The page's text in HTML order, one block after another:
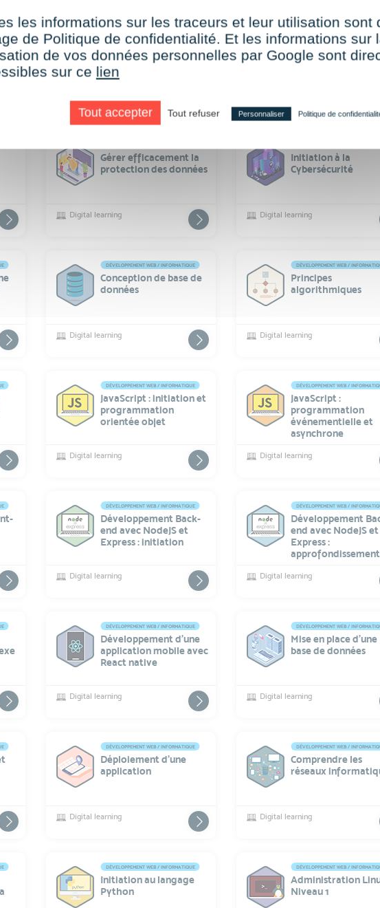
DÉVELOPPEMENT WEB / INFORMATIQUE
Création de site web
avec HTML5 et CSS3
DÉVELOPPEMENT WEB /
Méthodes Agiles
Gérer efficacement la
protection des données
Digital learning
Initiation à la
Cybersécurité
Digital learning
DÉVELOPPEMENT WEB / INFORMATIQUE
Conception de base de
données
Digital learning
DÉVELOPPEMENT WEB /
Principes
algorithmiques
Digital learning
DÉVELOPPEMENT WEB / INFORMATIQUE
JavaScript : initiation et
programmation
orientée objet
Digital learning
DÉVELOPPEMENT WEB /
JavaScript :
programmation
événementielle et
asynchrone
Digital learning
DÉVELOPPEMENT WEB / INFORMATIQUE
Développement Back-
end avec NodeJS et
Express : initiation
Digital learning
DÉVELOPPEMENT WEB /
Développement
end avec NodeJS et
Express :
approfondissement
Digital learning
DÉVELOPPEMENT WEB / INFORMATIQUE
Développement d'une
application mobile avec
React native
Digital learning
DÉVELOPPEMENT WEB /
Mise en place d’une
base de données
Digital learning
DÉVELOPPEMENT WEB / INFORMATIQUE
Déploiement d'une
application
Digital learning
DÉVELOPPEMENT WEB /
Comprendre les
réseaux
Digital learning
DÉVELOPPEMENT WEB / INFORMATIQUE
Initiation au langage
Python
DÉVELOPPEMENT WEB /
Administration
Niveau 1
les informations sur les traceurs et leur utilisation sont
de Politique de confidentialité. Et les informations sur
de vos données personnelles par Google sont
sur ce lien
Tout accepter Tout refuser Personnaliser Politique de